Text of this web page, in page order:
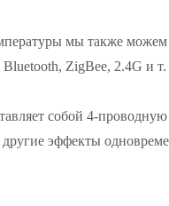
мы также можем
ZigBee, 2.4G и т.
собой 4-
эффекты